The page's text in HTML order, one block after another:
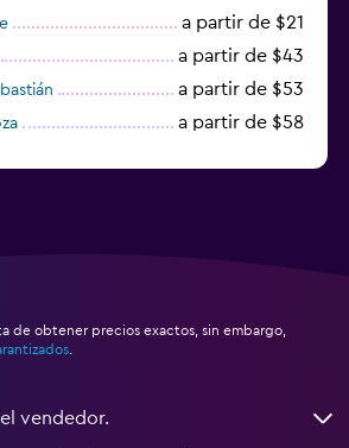
a partir de $21
a partir de $43
a partir de $53
a partir de $58
de obtener precios exactos, sin embargo,
vendedor.